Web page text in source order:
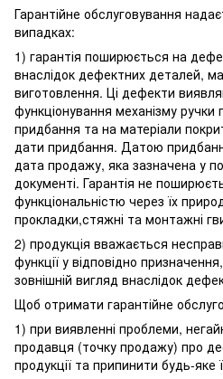
Гарантійне обслуговування
випадках:
1) гарантія поширюється на
внаслідок дефектних деталей,
виготовлення. Ці дефекти
функціонування механізму ручки
придбання та на матеріали
дати придбання. Датою
дата продажу, яка зазначена у
документі. Гарантія не
функціональністю через їх
прокладки,стяжні та монтажні
2) продукція вважається
функції у відповідно
зовнішній вигляд внаслідок
Щоб отримати гарантійне
1) при виявленні проблеми,
продавця (точку продажу) про
продукції та припинити будь-яке